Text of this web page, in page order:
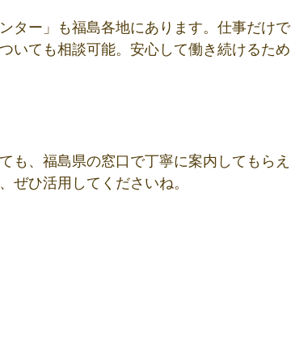
ター」も福島各地にあります。仕事だけで
いても相談可能。安心して働き続けるため
も、福島県の窓口で丁寧に案内してもらえ
ぜひ活用してくださいね。